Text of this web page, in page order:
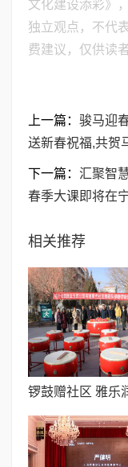
文化建设添彩》
独立观点，不代
费建议，仅供读
上一篇： 骏马迎
送新春祝福,共
下一篇： 汇聚智
春季大课即将在
相关推荐